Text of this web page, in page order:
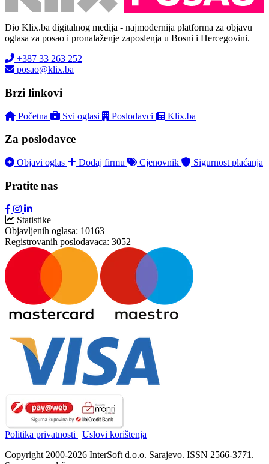
Dio Klix.ba digitalnog medija - najmodernija platforma za objavu
oglasa za posao i pronalaženje zaposlenja u Bosni i Hercegovini.
+387 33 263 252
posao@klix.ba
Brzi linkovi
Početna Svi oglasi Poslodavci Klix.ba
Za poslodavce
Objavi oglas Dodaj firmu Cjenovnik Sigurnost plaćanja
Pratite nas
Statistike
Objavljenih oglasa: 10163
Registrovanih poslodavaca: 3052
Politika privatnosti | Uslovi korištenja
Copyright 2000-2026 InterSoft d.o.o. Sarajevo. ISSN 2566-3771.